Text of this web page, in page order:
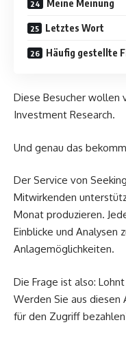
Meine Meinung
Letztes Wort
Häufig gestellte
Diese Besucher wollen
Investment Research.
Und genau das
Der Service von
Mitwirkenden
Monat produzieren.
Einblicke und Analysen
Anlagemöglichkeiten.
Die Frage ist also: Lohnt
Werden Sie aus diesen
für den Zugriff